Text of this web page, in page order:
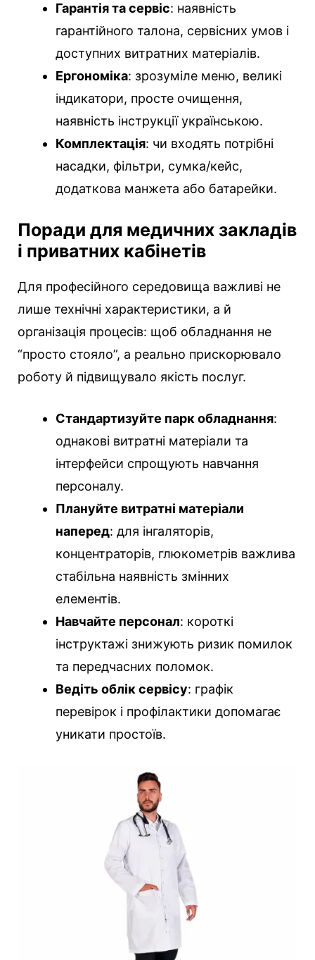
Гарантія та сервіс: наявність
гарантійного талона, сервісних умов і
доступних витратних матеріалів.
Ергономіка: зрозуміле меню, великі
індикатори, просте очищення,
наявність інструкції українською.
Комплектація: чи входять потрібні
насадки, фільтри, сумка/кейс,
додаткова манжета або батарейки.
Поради для медичних закладів
і приватних кабінетів
Для професійного середовища важливі не
лише технічні характеристики, а й
організація процесів: щоб обладнання не
“просто стояло”, а реально прискорювало
роботу й підвищувало якість послуг.
Стандартизуйте парк обладнання:
однакові витратні матеріали та
інтерфейси спрощують навчання
персоналу.
Плануйте витратні матеріали
наперед: для інгаляторів,
концентраторів, глюкометрів важлива
стабільна наявність змінних
елементів.
Навчайте персонал: короткі
інструктажі знижують ризик помилок
та передчасних поломок.
Ведіть облік сервісу: графік
перевірок і профілактики допомагає
уникати простоїв.